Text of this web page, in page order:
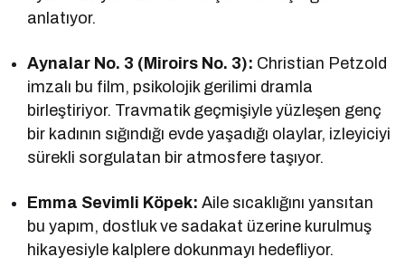
anlatıyor.
Aynalar No. 3 (Miroirs No. 3): Christian Petzold
imzalı bu film, psikolojik gerilimi dramla
birleştiriyor. Travmatik geçmişiyle yüzleşen genç
bir kadının sığındığı evde yaşadığı olaylar, izleyiciyi
sürekli sorgulatan bir atmosfere taşıyor.
Emma Sevimli Köpek: Aile sıcaklığını yansıtan
bu yapım, dostluk ve sadakat üzerine kurulmuş
hikayesiyle kalplere dokunmayı hedefliyor.